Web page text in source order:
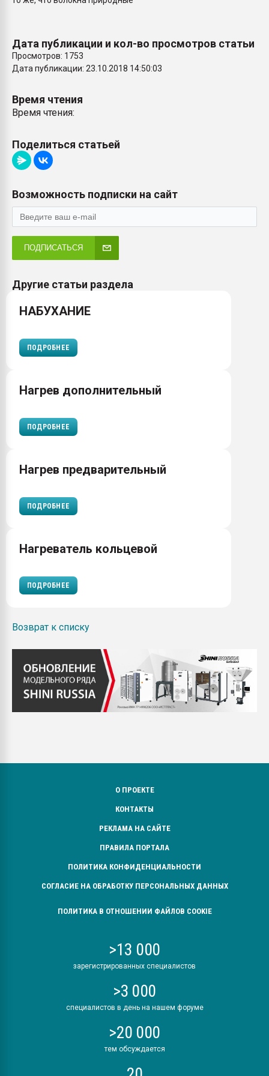
Дата публикации и кол-во просмотров статьи
Просмотров: 1753
Дата публикации: 23.10.2018 14:50:03
Время чтения
Время чтения:
Поделиться статьей
Возможность подписки на сайт
ПОДПИСАТЬСЯ
Другие статьи раздела
НАБУХАНИЕ
ПОДРОБНЕЕ
Нагрев дополнительный
ПОДРОБНЕЕ
Нагрев предварительный
ПОДРОБНЕЕ
Нагреватель кольцевой
ПОДРОБНЕЕ
Возврат к списку
О ПРОЕКТЕ
КОНТАКТЫ
РЕКЛАМА НА САЙТЕ
ПРАВИЛА ПОРТАЛА
ПОЛИТИКА КОНФИДЕНЦИАЛЬНОСТИ
СОГЛАСИЕ НА ОБРАБОТКУ ПЕРСОНАЛЬНЫХ ДАННЫХ
ПОЛИТИКА В ОТНОШЕНИИ ФАЙЛОВ COOKIE
>13 000
зарегистрированных специалистов
>3 000
специалистов в день на нашем форуме
>20 000
тем обсуждается